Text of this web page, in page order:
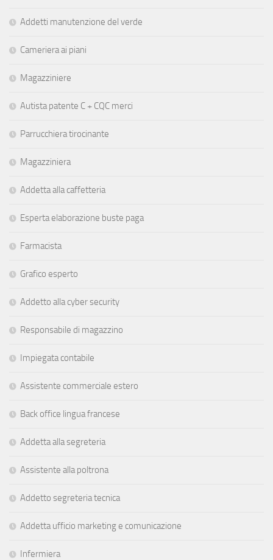
Addetti manutenzione del verde
Cameriera ai piani
Magazziniere
Autista patente C + CQC merci
Parrucchiera tirocinante
Magazziniera
Addetta alla caffetteria
Esperta elaborazione buste paga
Farmacista
Grafico esperto
Addetto alla cyber security
Responsabile di magazzino
Impiegata contabile
Assistente commerciale estero
Back office lingua francese
Addetta alla segreteria
Assistente alla poltrona
Addetto segreteria tecnica
Addetta ufficio marketing e comunicazione
Infermiera